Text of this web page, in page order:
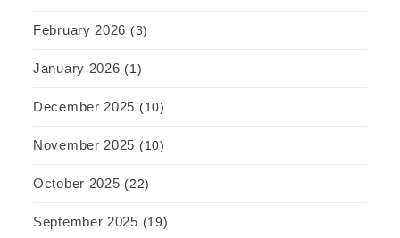
February 2026 (3)
January 2026 (1)
December 2025 (10)
November 2025 (10)
October 2025 (22)
September 2025 (19)